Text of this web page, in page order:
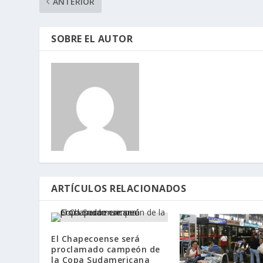
SOBRE EL AUTOR
ARTÍCULOS RELACIONADOS
El Chapecoense será
proclamado campeón de
la Copa Sudamericana